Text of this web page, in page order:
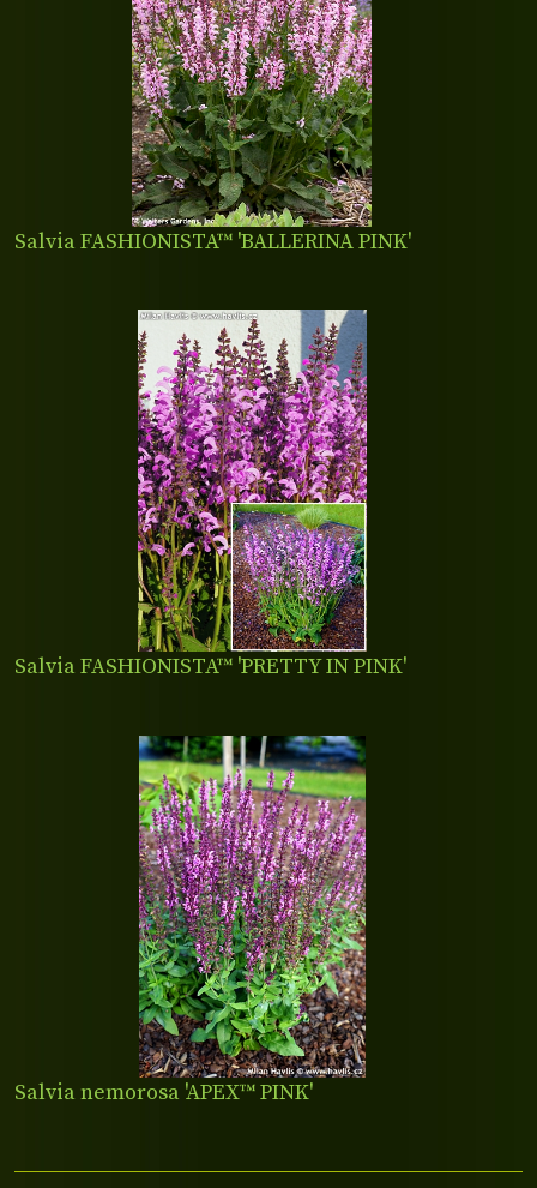
Salvia FASHIONISTA™ 'BALLERINA PINK'
Salvia FASHIONISTA™ 'PRETTY IN PINK'
Salvia nemorosa 'APEX™ PINK'